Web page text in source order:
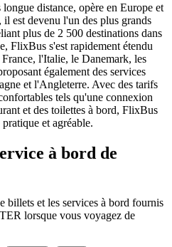
distance, opère en Europe et
est devenu l'un des plus grands
plus de 2 500 destinations dans
FlixBus s'est rapidement étendu
l'Italie, le Danemark, les
également des services
et l'Angleterre. Avec des tarifs
tels qu'une connexion
et des toilettes à bord, FlixBus
et agréable.
à bord de
billets et les services à bord fournis
lorsque vous voyagez de